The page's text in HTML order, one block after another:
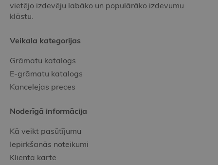
vietējo izdevēju labāko un populārāko izdevumu
klāstu.
Veikala kategorijas
Grāmatu katalogs
E-grāmatu katalogs
Kancelejas preces
Noderīgā informācija
Kā veikt pasūtījumu
Iepirkšanās noteikumi
Klienta karte